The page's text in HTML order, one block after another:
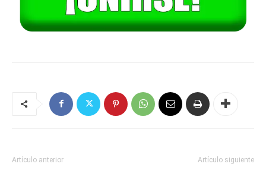
Artículo anterior Artículo siguiente